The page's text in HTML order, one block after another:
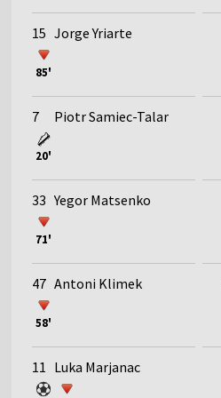
15 Jorge Yriarte
85'
7 Piotr Samiec-Talar
20'
33 Yegor Matsenko
71'
47 Antoni Klimek
58'
11 Luka Marjanac